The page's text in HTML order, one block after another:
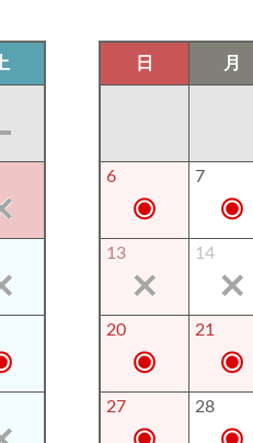
日 月
6 7
13 14
20 21
27 28